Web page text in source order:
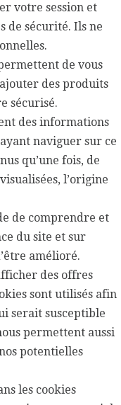
votre session et
de sécurité. Ils ne
de vous
des produits
sécurisé.
des informations
naviguer sur ce
qu’une fois, de
l’origine
de comprendre et
du site et sur
amélioré.
des offres
sont utilisés afin
serait susceptible
permettent aussi
potentielles
les cookies